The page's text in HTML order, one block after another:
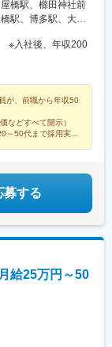
県名古屋市中村区
博多区博多駅前3-
橋駅、櫛田神社前
駅、博多駅、大通
※入社後、年収200
が、前職から年収50
などすべて開示）
50代まで採用実績
募する
給25万円～50